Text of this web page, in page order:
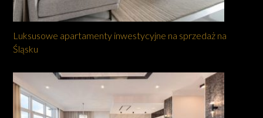
Luksusowe apartamenty inwestycyjne na sprzedaż na
Śląsku